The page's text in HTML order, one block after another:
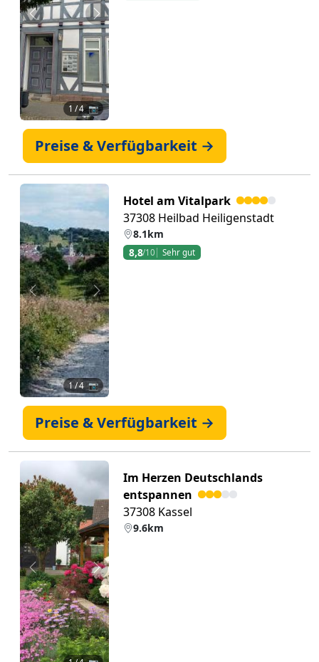
Zurück Weiter
1 / 4 📷
Preise & Verfügbarkeit →
Zurück Weiter
1/ 4 📷
Hotel am Vitalpark
37308 Heilbad Heiligenstadt
8.1km
8,8/10 Sehr gut
Preise & Verfügbarkeit →
Zurück Weiter
Im Herzen Deutschlands
entspannen
37308 Kassel
9.6km